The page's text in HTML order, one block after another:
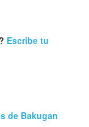
Escribe tu
de Bakugan